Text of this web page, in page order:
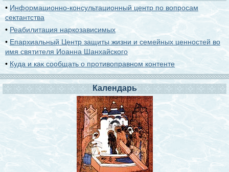
• Информационно-консультационный центр по вопросам
сектантства
• Реабилитация наркозависимых
• Епархиальный Центр защиты жизни и семейных ценностей во
имя святителя Иоанна Шанхайского
• Куда и как сообщать о противоправном контенте
Календарь